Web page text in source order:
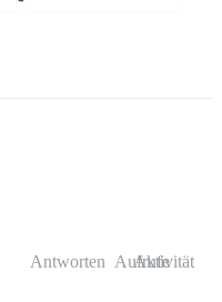
Antworten Aufrufe
Aktivität